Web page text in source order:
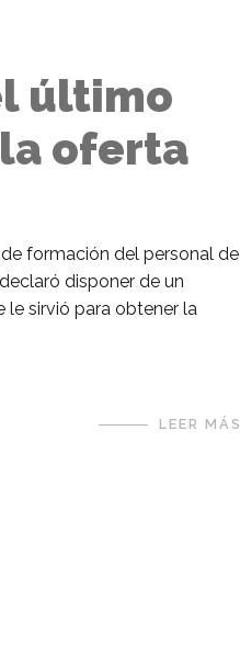
último
oferta
formación del personal de
disponer de un
sirvió para obtener la
LEER MÁS